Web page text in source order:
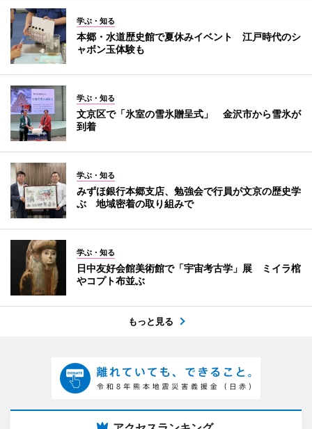
学ぶ・知る
本郷・水道歴史館で夏休みイベント 江戸時代のシ
ャボン玉体験も
学ぶ・知る
文京区で「氷室の雪氷贈呈式」 金沢市から雪氷が
到着
学ぶ・知る
みずほ銀行本郷支店、勉強会で行員が文京の歴史学
ぶ 地域密着の取り組みで
学ぶ・知る
日中友好会館美術館で「宇宙考古学」展 ミイラ棺
やコプト布並ぶ
もっと見る